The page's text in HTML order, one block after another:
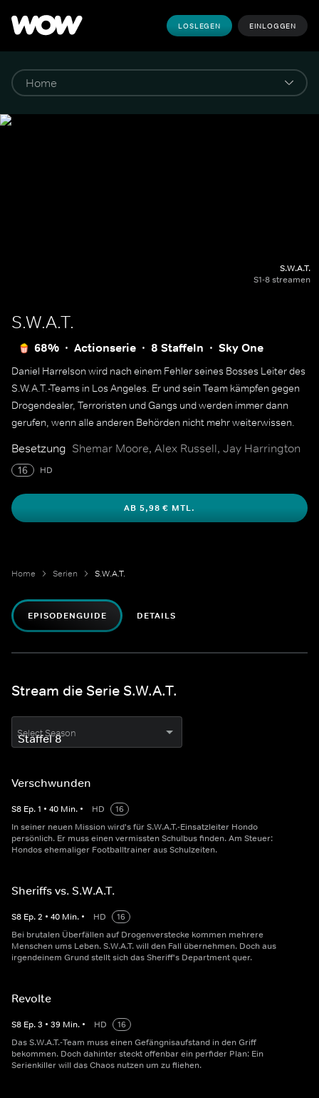
LOSLEGEN EINLOGGEN
S.W.A.T.
S1-8 streamen
S.W.A.T.
68% Actionserie 8 Staffeln Sky One
Daniel Harrelson wird nach einem Fehler seines Bosses Leiter des
S.W.A.T.-Teams in Los Angeles. Er und sein Team kämpfen gegen
Drogendealer, Terroristen und Gangs und werden immer dann
gerufen, wenn alle anderen Behörden nicht mehr weiterwissen.
Besetzung Shemar Moore, Alex Russell, Jay Harrington
16 HD
AB 5,98 € MTL.
Home Serien S.W.A.T.
EPISODENGUIDE DETAILS
Stream die Serie S.W.A.T.
Select Season
Verschwunden
S8 Ep.1 • 40 Min. • HD
16
In seiner neuen Mission wird's für S.W.A.T.-Einsatzleiter Hondo
persönlich. Er muss einen vermissten Schulbus finden. Am Steuer:
Hondos ehemaliger Footballtrainer aus Schulzeiten.
Sheriffs vs. S.W.A.T.
S8 Ep.2 • 40 Min. • HD
16
Bei brutalen Überfällen auf Drogenverstecke kommen mehrere
Menschen ums Leben. S.W.A.T. will den Fall übernehmen. Doch aus
irgendeinem Grund stellt sich das Sheriff's Department quer.
Revolte
S8 Ep.3 • 39 Min. • HD
16
Das S.W.A.T.-Team muss einen Gefängnisaufstand in den Griff
bekommen. Doch dahinter steckt offenbar ein perfider Plan: Ein
Serienkiller will das Chaos nutzen um zu fliehen.